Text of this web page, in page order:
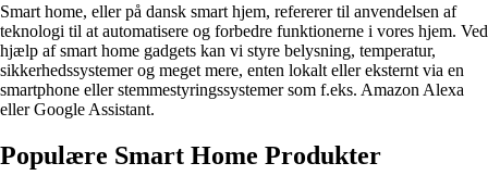
Smart home, eller på dansk smart hjem, refererer til anvendelsen af
teknologi til at automatisere og forbedre funktionerne i vores hjem. Ved
hjælp af smart home gadgets kan vi styre belysning, temperatur,
sikkerhedssystemer og meget mere, enten lokalt eller eksternt via en
smartphone eller stemmestyringssystemer som f.eks. Amazon Alexa
eller Google Assistant.
Populære Smart Home Produkter